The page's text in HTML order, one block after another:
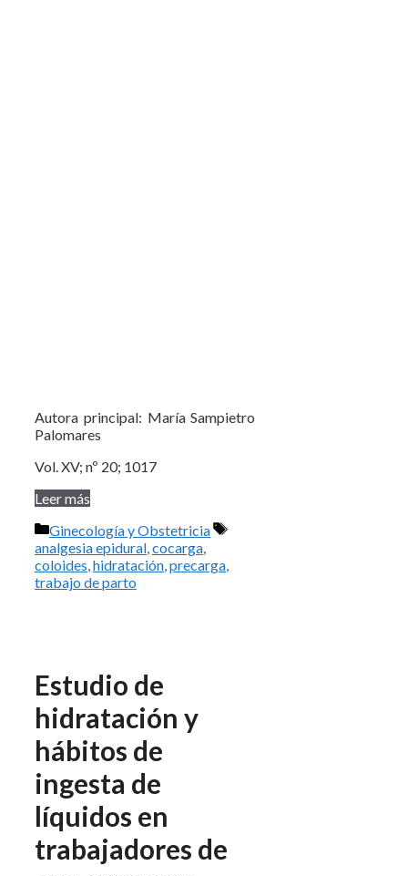
Autora principal: María Sampietro
Palomares
Vol. XV; nº 20; 1017
Leer más
Categorías
Ginecología y Obstetricia
Etiquetas
analgesia epidural cocarga
coloides hidratación precarga
trabajo de parto
Estudio de
hidratación y
hábitos de
ingesta de
líquidos en
trabajadores de